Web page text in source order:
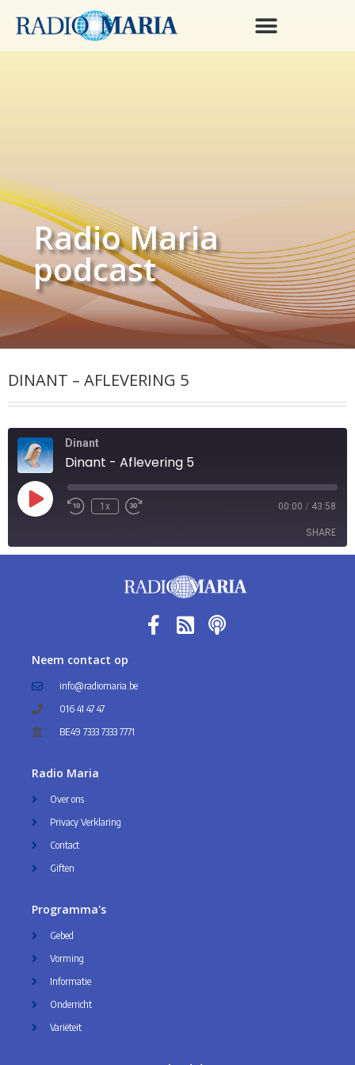
Radio Maria
podcast
DINANT – AFLEVERING 5
Dinant
Dinant - Aflevering 5
1x 00:00 / 43:58
SHARE
Neem contact op
info@radiomaria.be
016 41 47 47
BE49 7333 7333 7771
Radio Maria
Over ons
Privacy Verklaring
Contact
Giften
Programma's
Gebed
Vorming
Informatie
Onderricht
Variëteit